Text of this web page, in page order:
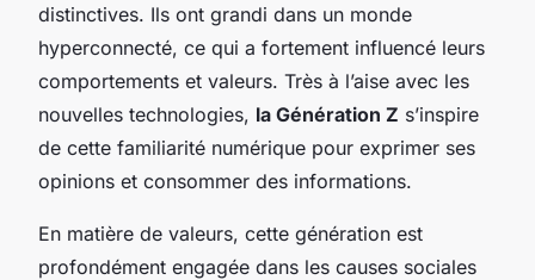
distinctives. Ils ont grandi dans un monde
hyperconnecté, ce qui a fortement influencé leurs
comportements et valeurs. Très à l’aise avec les
nouvelles technologies, la Génération Z s’inspire
de cette familiarité numérique pour exprimer ses
opinions et consommer des informations.
En matière de valeurs, cette génération est
profondément engagée dans les causes sociales